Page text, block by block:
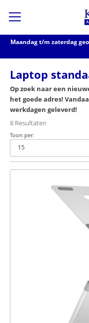
Maandag t/m zaterdag
Laptop
Op zoek naar een
het goede adres!
werkdagen geleverd!
8 Resultaten
Toon per: